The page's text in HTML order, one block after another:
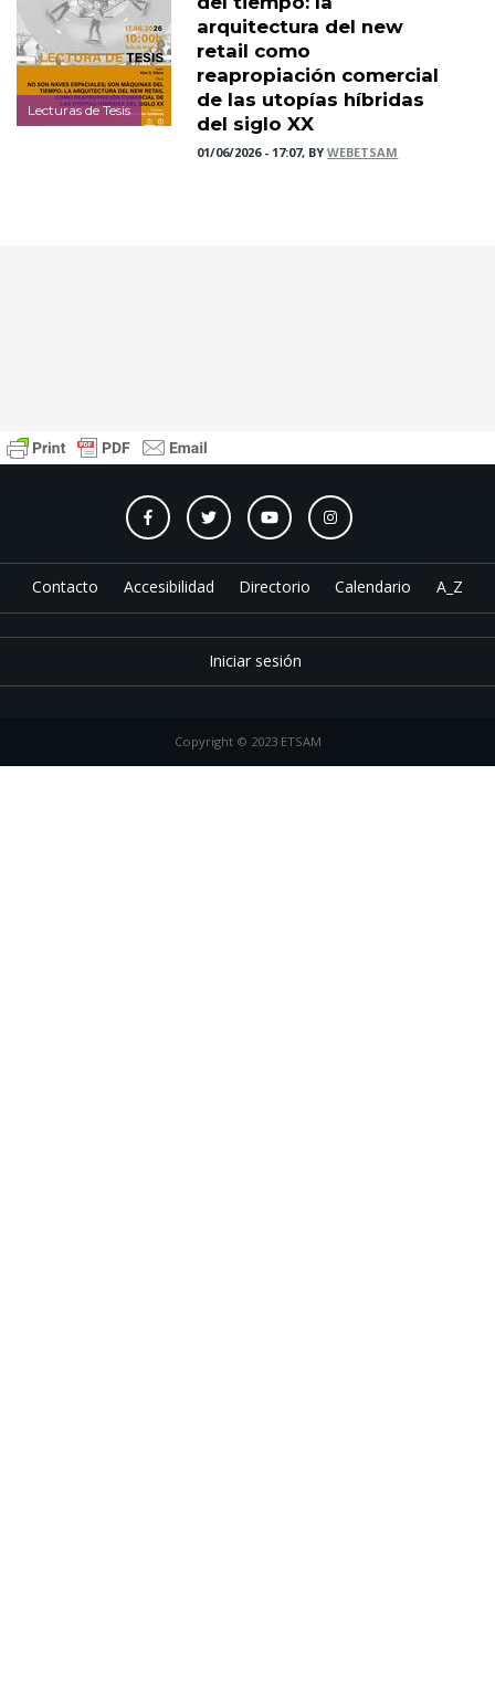
Lecturas de Tesis
arquitectura del new
retail como
reapropiación comercial
de las utopías híbridas
del siglo XX
01/06/2026 - 17:07, BYWEBETSAM
Contacto Accesibilidad Directorio Calendario A_Z
Iniciar sesión
Copyright © 2023 ETSAM